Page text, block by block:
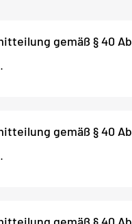
gemäß § 40
gemäß § 40
gemäß § 40